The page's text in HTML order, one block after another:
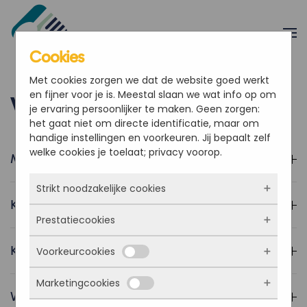
Veelgestelde vragen
Moet ik dit verkopen aan mijn klanten?
Kan een klant betalen via Mollie?
Krijg ik begeleiding bij het opstarten?
Waar kan ik terecht met vragen?
Cookies
Met cookies zorgen we dat de website goed werkt
en fijner voor je is. Meestal slaan we wat info op om
je ervaring persoonlijker te maken. Geen zorgen:
het gaat niet om directe identificatie, maar om
handige instellingen en voorkeuren. Jij bepaalt zelf
welke cookies je toelaat; privacy voorop.
Strikt noodzakelijke cookies
Deze cookies zorgen ervoor dat de website
überhaupt werkt. Ze zijn dus altijd actief en
kunnen niet worden uitgezet. Meestal worden
ze alleen geplaatst als jij iets doet, zoals
inloggen, een formulier invullen of je
privacyvoorkeuren opslaan. Je kunt je browser
Prestatiecookies
Met deze cookies zien we hoe vaak onze site
bezocht wordt, waar bezoekers vandaan
komen en welke pagina’s populair zijn. Zo
kunnen we de website blijven verbeteren.
Voorkeurcookies
Deze cookies onthouden jouw voorkeuren.
Bijvoorbeeld taalkeuze of ingevulde gegevens.
Marketingcookies